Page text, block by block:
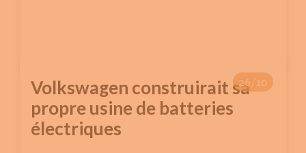
26/10
Volkswagen construirait sa
propre usine de batteries
électriques